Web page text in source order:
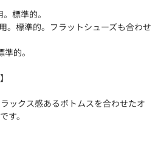
標準的。
。標準的。フラットシューズも合わせ
的。
ックス感あるボトムスを合わせたオ
す。